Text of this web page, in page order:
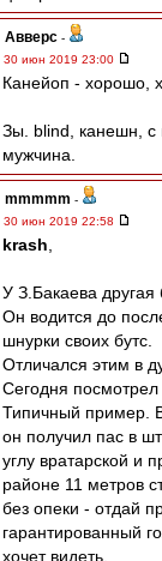
Авверс -
30 июн 2019 23:00
Канейоп - хорошо,
Зы. blind, канешн, с
мужчина.
mmmmm -
30 июн 2019 22:58
krash
У З.Бакаева другая
Он водится до
шнурки своих бутс.
Отличался этим в
Сегодня
Типичный пример.
он получил пас в
углу вратарской и
районе 11 метров
без опеки - отдай
гарантированный
хочет видеть.